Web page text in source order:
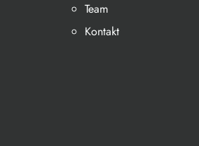
Team
Kontakt